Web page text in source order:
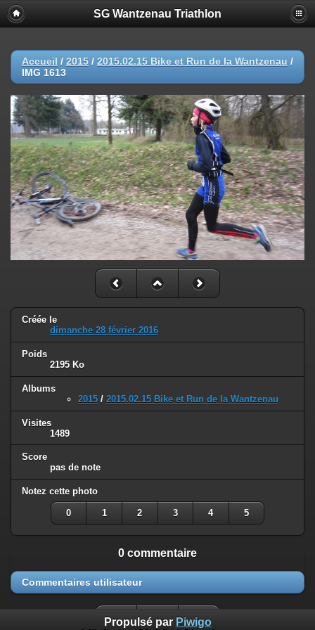
SG Wantzenau Triathlon
Accueil / 2015 / 2015.02.15 Bike et Run de la Wantzenau /
IMG 1613
Créée le
dimanche 28 février 2016
Poids
2195 Ko
Albums
2015 / 2015.02.15 Bike et Run de la Wantzenau
Visites
1489
Score
pas de note
Notez cette photo
0 1 2 3 4 5
0 commentaire
Commentaires utilisateur
Propulsé par Piwigo